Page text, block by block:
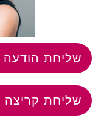
שליחת הודעה
שליחת קריצה